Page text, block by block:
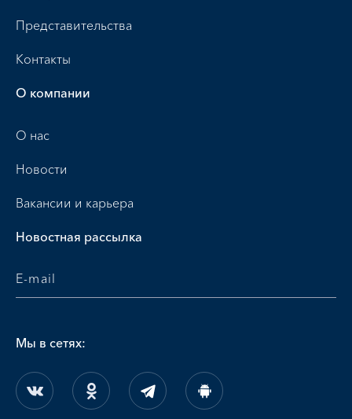
Представительства
Контакты
О компании
О нас
Новости
Вакансии и карьера
Новостная рассылка
Мы в сетях: